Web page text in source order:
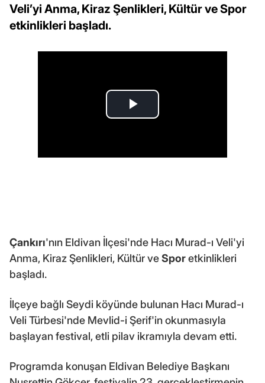
Veli’yi Anma, Kiraz Şenlikleri, Kültür ve Spor
etkinlikleri başladı.
Çankırı'nın Eldivan İlçesi'nde Hacı Murad-ı Veli'yi
Anma, Kiraz Şenlikleri, Kültür veSporetkinlikleri
başladı.
İlçeye bağlı Seydi köyünde bulunan Hacı Murad-ı
Veli Türbesi'nde Mevlid-i Şerif'in okunmasıyla
başlayan festival, etli pilav ikramıyla devam etti.
Programda konuşan Eldivan Belediye Başkanı